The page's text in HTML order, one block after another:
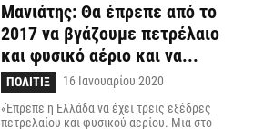
Μανιάτης: Θα έπρεπε από το
2017 να βγάζουμε πετρέλαιο
και φυσικό αέριο και να...
ΠΟΛΙΤΙΞ
16 Ιανουαρίου 2020
«Έπρεπε η Ελλάδα να έχει τρεις εξέδρες
πετρελαίου και φυσικού αερίου. Μια στο